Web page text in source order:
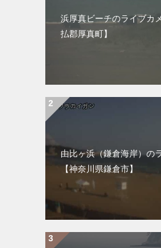
浜厚真ビーチのライブカ
払郡厚真町】
由比ヶ浜（鎌倉海岸）の
【神奈川県鎌倉市】